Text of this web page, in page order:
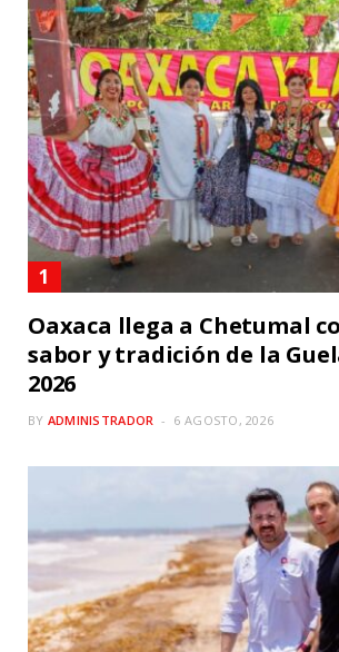
Oaxaca llega a Chetumal
sabor y tradición de la
2026
BY ADMINISTRADOR 6 AGOSTO, 2026